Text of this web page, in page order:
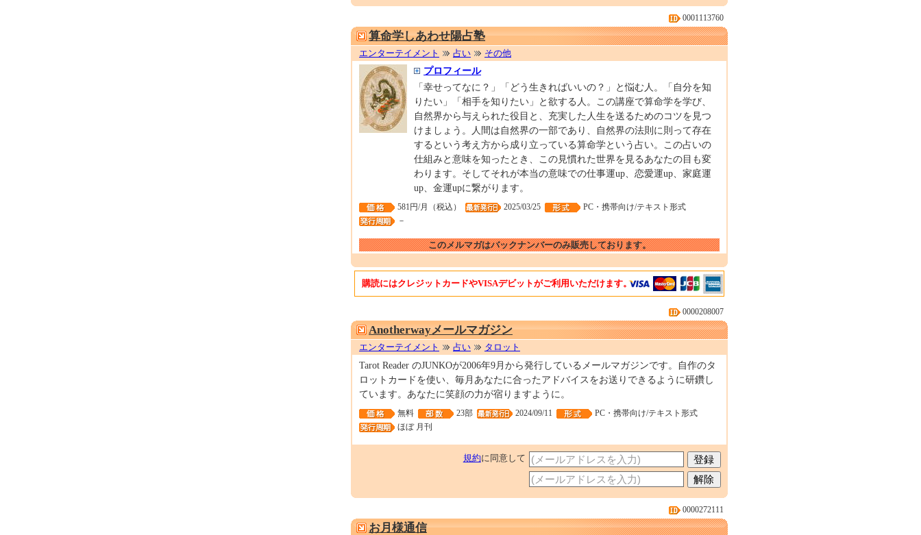
算命学しあわせ陽占塾
エンターテイメント 占い その他
プロフィール
「幸せってなに？」「どう生きればいいの？」と悩む人。「自分を知
りたい」「相手を知りたい」と欲する人。この講座で算命学を学び、
自然界から与えられた役目と、充実した人生を送るためのコツを見つ
けましょう。人間は自然界の一部であり、自然界の法則に則って存在
するという考え方から成り立っている算命学という占い。この占いの
仕組みと意味を知ったとき、この見慣れた世界を見るあなたの目も変
わります。そしてそれが本当の意味での仕事運up、恋愛運up、家庭運
up、金運upに繋がります。
0001113760
581円/月（税込） 2025/03/25
PC・携帯向け/テキスト形式
－
このメルマガはバックナンバーのみ販売しております。
購読にはクレジットカードやVISAデビットがご利用いただけます。
Anotherwayメールマガジン
エンターテイメント 占い タロット
Tarot Reader のJUNKOが2006年9月から発行しているメールマガジンです。自作のタ
ロットカードを使い、毎月あなたに合ったアドバイスをお送りできるように研鑽し
ています。あなたに笑顔の力が宿りますように。
0000208007
無料 23部 2024/09/11
PC・携帯向け/テキスト形式
ほぼ 月刊
規約に同意して
お月様通信
0000272111